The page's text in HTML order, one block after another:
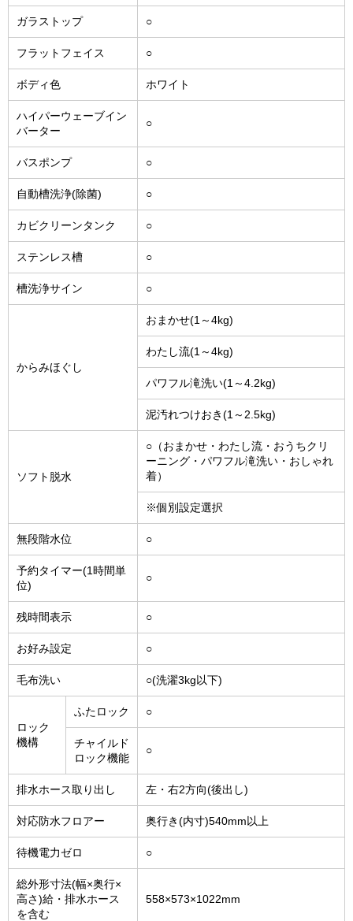
ガラストップ ○
フラットフェイス ○
ボディ色 ホワイト
ハイパーウェーブイン
バーター
○
バスポンプ ○
自動槽洗浄(除菌) ○
カビクリーンタンク ○
ステンレス槽 ○
槽洗浄サイン ○
からみほぐし
おまかせ(1～4kg)
わたし流(1～4kg)
パワフル滝洗い(1～4.2kg)
泥汚れつけおき(1～2.5kg)
ソフト脱水
○（おまかせ・わたし流・おうちクリ
ーニング・パワフル滝洗い・おしゃれ
着）
※個別設定選択
無段階水位 ○
予約タイマー(1時間単
位)
○
残時間表示 ○
お好み設定 ○
毛布洗い ○(洗濯3kg以下)
ロック
機構
ふたロック ○
チャイルド
ロック機能
○
排水ホース取り出し 左・右2方向(後出し)
対応防水フロアー 奥行き(内寸)540mm以上
待機電力ゼロ ○
総外形寸法(幅×奥行×
高さ)給・排水ホース
を含む
558×573×1022mm